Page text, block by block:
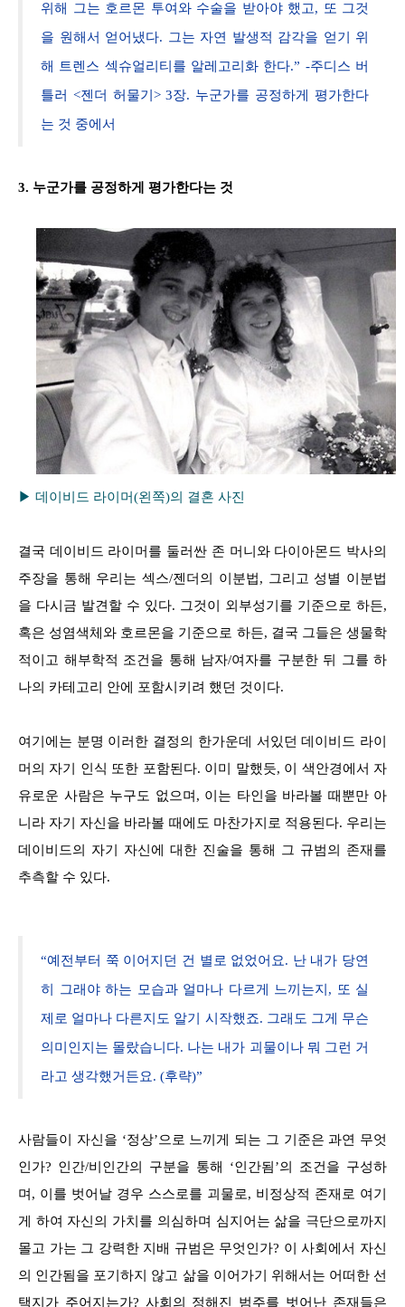
위해 그는 호르몬 투여와 수술을 받아야 했고, 또 그것
을 원해서 얻어냈다. 그는 자연 발생적 감각을 얻기 위
해 트렌스 섹슈얼리티를 알레고리화 한다.” -주디스 버
틀러 <젠더 허물기> 3장. 누군가를 공정하게 평가한다
는 것 중에서
3. 누군가를 공정하게 평가한다는 것
▶ 데이비드 라이머(왼쪽)의 결혼 사진
결국 데이비드 라이머를 둘러싼 존 머니와 다이아몬드 박사의
주장을 통해 우리는 섹스/젠더의 이분법, 그리고 성별 이분법
을 다시금 발견할 수 있다. 그것이 외부성기를 기준으로 하든,
혹은 성염색체와 호르몬을 기준으로 하든, 결국 그들은 생물학
적이고 해부학적 조건을 통해 남자/여자를 구분한 뒤 그를 하
나의 카테고리 안에 포함시키려 했던 것이다.
여기에는 분명 이러한 결정의 한가운데 서있던 데이비드 라이
머의 자기 인식 또한 포함된다. 이미 말했듯, 이 색안경에서 자
유로운 사람은 누구도 없으며, 이는 타인을 바라볼 때뿐만 아
니라 자기 자신을 바라볼 때에도 마찬가지로 적용된다. 우리는
데이비드의 자기 자신에 대한 진술을 통해 그 규범의 존재를
추측할 수 있다.
“예전부터 쭉 이어지던 건 별로 없었어요. 난 내가 당연
히 그래야 하는 모습과 얼마나 다르게 느끼는지, 또 실
제로 얼마나 다른지도 알기 시작했죠. 그래도 그게 무슨
의미인지는 몰랐습니다. 나는 내가 괴물이나 뭐 그런 거
라고 생각했거든요. (후략)”
사람들이 자신을 ‘정상’으로 느끼게 되는 그 기준은 과연 무엇
인가? 인간/비인간의 구분을 통해 ‘인간됨’의 조건을 구성하
며, 이를 벗어날 경우 스스로를 괴물로, 비정상적 존재로 여기
게 하여 자신의 가치를 의심하며 심지어는 삶을 극단으로까지
몰고 가는 그 강력한 지배 규범은 무엇인가? 이 사회에서 자신
의 인간됨을 포기하지 않고 삶을 이어가기 위해서는 어떠한 선
택지가 주어지는가? 사회의 정해진 범주를 벗어난 존재들은